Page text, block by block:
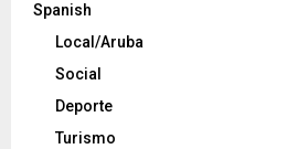
Spanish
Local/Aruba
Social
Deporte
Turismo